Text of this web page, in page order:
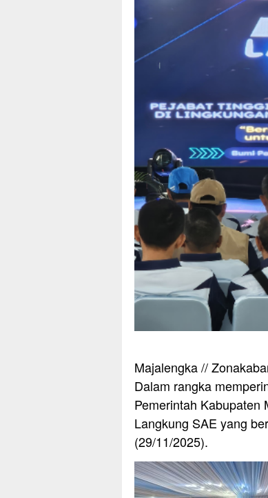
Majalengka //
Dalam rangka
Pemerintah Kabupaten
Langkung SAE yang
(29/11/2025).